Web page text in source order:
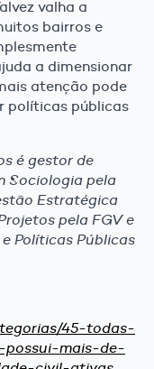
valha a
bairros e
a dimensionar
atenção pode
políticas públicas
é gestor de
Sociologia pela
Estratégica
pela FGV e
Políticas Públicas
45-todas-
possui-mais-de-